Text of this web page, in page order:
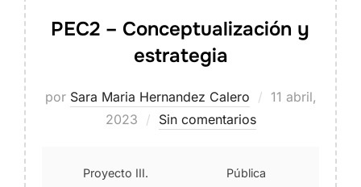
PEC2 – Conceptualización y
estrategia
por Sara Maria Hernandez Calero
Publicado
11 abril,
2023
Sin comentarios
Proyecto III.
Pública